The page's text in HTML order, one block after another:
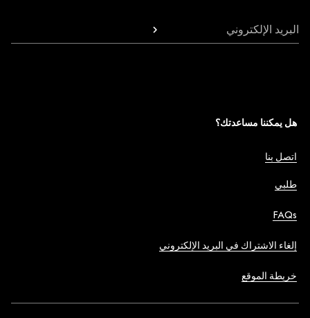
البريد الإلكتروني
هل يمكننا مساعدتك؟
اتصل بنا
طلبي
FAQs
إلغاء الاشتراك في البريد الإلكتروني
خريطة الموقع